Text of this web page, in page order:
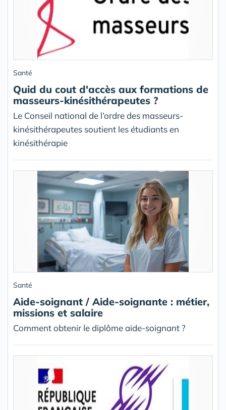
Santé
Quid du cout d'accès aux formations de
masseurs-kinésithérapeutes ?
Le Conseil national de l’ordre des masseurs-
kinésithérapeutes soutient les étudiants en
kinésithérapie
Santé
Aide-soignant / Aide-soignante : métier,
missions et salaire
Comment obtenir le diplôme aide-soignant ?